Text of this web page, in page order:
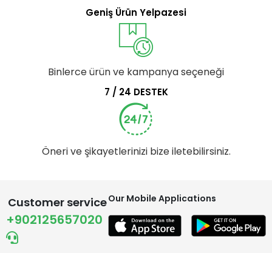
Geniş Ürün Yelpazesi
Binlerce ürün ve kampanya seçeneği
7 / 24 DESTEK
Öneri ve şikayetlerinizi bize iletebilirsiniz.
Customer service
+902125657020
Our Mobile Applications